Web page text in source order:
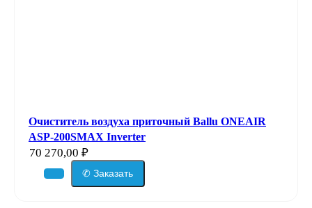
Очиститель воздуха приточный Ballu ONEAIR
ASP-200SMAX Inverter
70 270,00 ₽
✆ Заказать